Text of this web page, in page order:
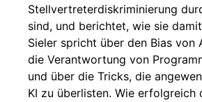
Stellvertreterdiskriminierung
sind, und berichtet, wie sie
Sieler spricht über den Bias von
die Verantwortung von
und über die Tricks, die
KI zu überlisten. Wie erfolgreich